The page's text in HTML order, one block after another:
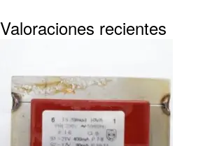
Valoraciones recientes